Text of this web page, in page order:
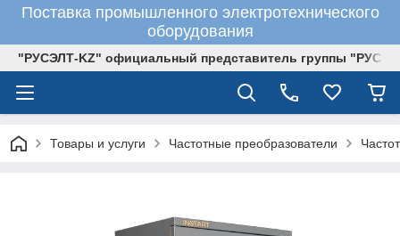
Поставка промышленного электротехнического
оборудования
"РУСЭЛТ-KZ" официальный представитель группы
Товары и услуги Частотные преобразователи